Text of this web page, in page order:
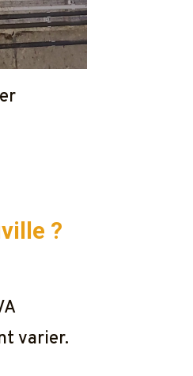
?
varier.